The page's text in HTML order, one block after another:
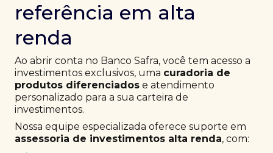
referência em alta
renda
Ao abrir conta no Banco Safra, você tem acesso a
investimentos exclusivos, uma curadoria de
produtos diferenciados e atendimento
personalizado para a sua carteira de
investimentos.
Nossa equipe especializada oferece suporte em
assessoria de investimentos alta renda, com: